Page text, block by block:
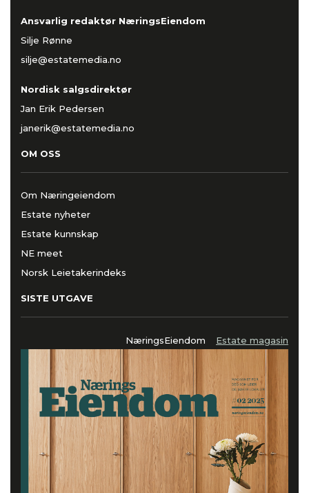
Ansvarlig redaktør NæringsEiendom
Silje Rønne
silje@estatemedia.no
Nordisk salgsdirektør
Jan Erik Pedersen
janerik@estatemedia.no
OM OSS
Om Næringeiendom
Estate nyheter
Estate kunnskap
NE meet
Norsk Leietakerindeks
SISTE UTGAVE
NæringsEiendom Estate magasin